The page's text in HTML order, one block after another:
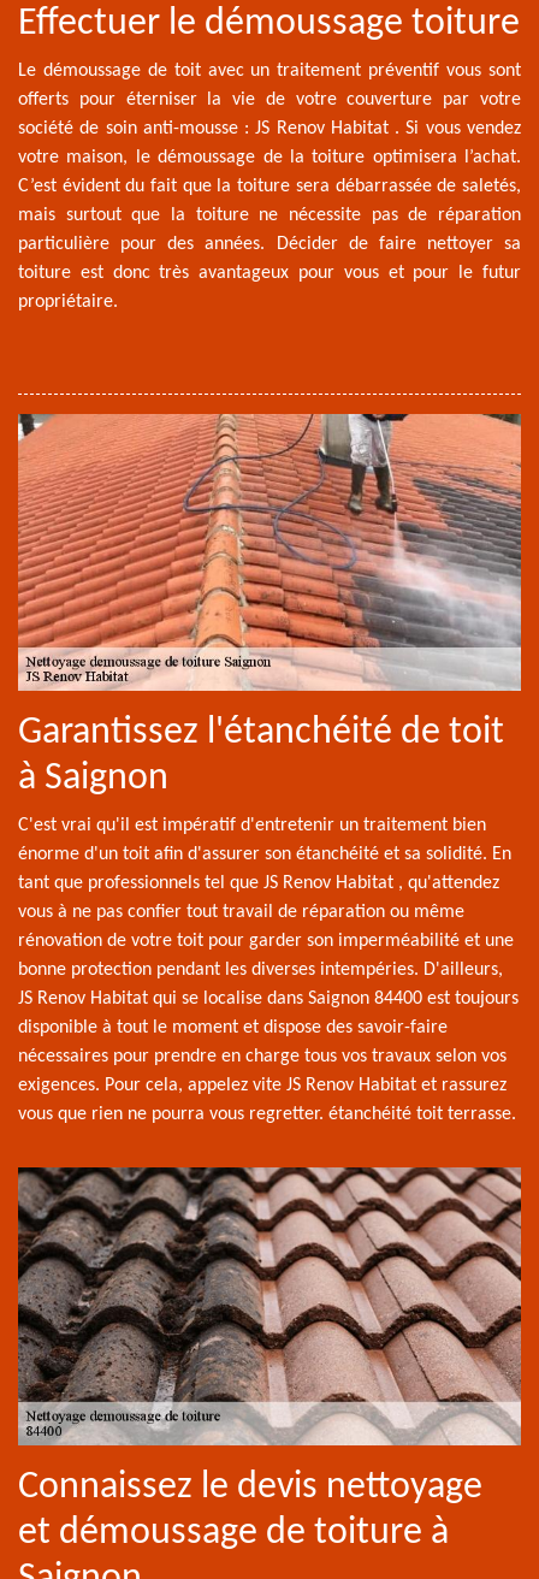
Effectuer le démoussage toiture
Le démoussage de toit avec un traitement préventif vous sont
offerts pour éterniser la vie de votre couverture par votre
société de soin anti-mousse : JS Renov Habitat . Si vous vendez
votre maison, le démoussage de la toiture optimisera l’achat.
C’est évident du fait que la toiture sera débarrassée de saletés,
mais surtout que la toiture ne nécessite pas de réparation
particulière pour des années. Décider de faire nettoyer sa
toiture est donc très avantageux pour vous et pour le futur
propriétaire.
Garantissez l'étanchéité de toit
à Saignon
C'est vrai qu'il est impératif d'entretenir un traitement bien
énorme d'un toit afin d'assurer son étanchéité et sa solidité. En
tant que professionnels tel que JS Renov Habitat , qu'attendez
vous à ne pas confier tout travail de réparation ou même
rénovation de votre toit pour garder son imperméabilité et une
bonne protection pendant les diverses intempéries. D'ailleurs,
JS Renov Habitat qui se localise dans Saignon 84400 est toujours
disponible à tout le moment et dispose des savoir-faire
nécessaires pour prendre en charge tous vos travaux selon vos
exigences. Pour cela, appelez vite JS Renov Habitat et rassurez
vous que rien ne pourra vous regretter. étanchéité toit terrasse.
Connaissez le devis nettoyage
et démoussage de toiture à